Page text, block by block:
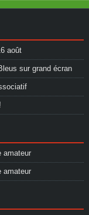
août
sur grand écran
amateur
amateur